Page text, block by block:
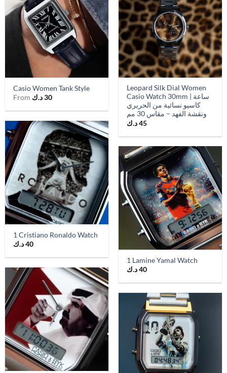
Casio Women Tank Style
From
30د.ك
Leopard Silk Dial Women
Casio Watch 30mm | ساعة
كاسيو نسائية من الحريري
ونقشة الفهد – مقاس 30 مم
45د.ك
1 Cristiano Ronaldo Watch
40د.ك
1 Lamine Yamal Watch
40د.ك